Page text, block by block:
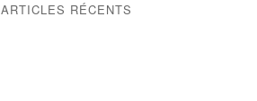
ARTICLES RÉCENTS